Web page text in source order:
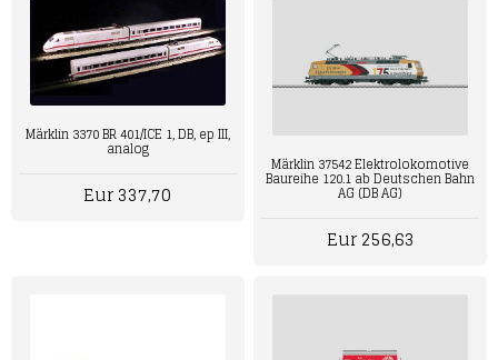
Märklin 3370 BR 401/ICE 1, DB, ep III,
analog
Eur 337,70
Märklin 37542 Elektrolokomotive
Baureihe 120.1 ab Deutschen Bahn
AG (DB AG)
Eur 256,63